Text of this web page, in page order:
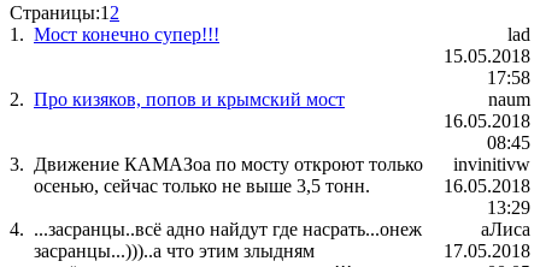
Страницы:1 2
1. Мост конечно супер!!!
lad
15.05.2018
17:58
2. Про кизяков, попов и крымский мост
naum
16.05.2018
08:45
3. Движение КАМАЗоа по мосту откроют только
осенью, сейчас только не выше 3,5 тонн.
invinitivw
16.05.2018
13:29
4. ...засранцы..всё адно найдут где насрать...онеж
засранцы...)))..а что этим злыдням
аЛиса
17.05.2018